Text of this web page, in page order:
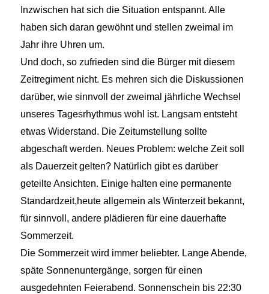
Inzwischen hat sich die Situation entspannt. Alle
haben sich daran gewöhnt und stellen zweimal im
Jahr ihre Uhren um.
Und doch, so zufrieden sind die Bürger mit diesem
Zeitregiment nicht. Es mehren sich die Diskussionen
darüber, wie sinnvoll der zweimal jährliche Wechsel
unseres Tagesrhythmus wohl ist. Langsam entsteht
etwas Widerstand. Die Zeitumstellung sollte
abgeschaft werden. Neues Problem: welche Zeit soll
als Dauerzeit gelten? Natürlich gibt es darüber
geteilte Ansichten. Einige halten eine permanente
Standardzeit,heute allgemein als Winterzeit bekannt,
für sinnvoll, andere plädieren für eine dauerhafte
Sommerzeit.
Die Sommerzeit wird immer beliebter. Lange Abende,
späte Sonnenuntergänge, sorgen für einen
ausgedehnten Feierabend. Sonnenschein bis 22:30